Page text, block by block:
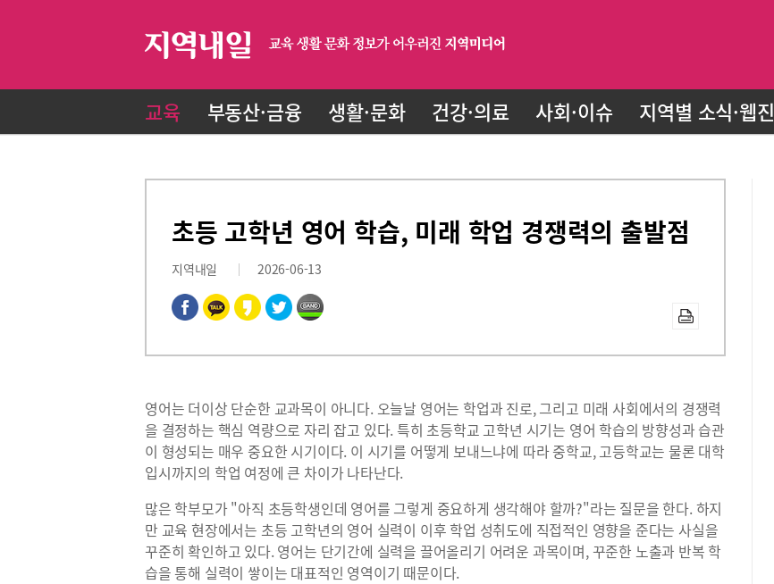
교육 부동산·금융 생활·문화 건강·의료 사회·이슈 지역별 소식·웹진
초등 고학년 영어 학습, 미래 학업 경쟁력의 출발점
지역내일 2026-06-13
영어는 더이상 단순한 교과목이 아니다. 오늘날 영어는 학업과 진로, 그리고 미래 사회에서의 경쟁력
을 결정하는 핵심 역량으로 자리 잡고 있다. 특히 초등학교 고학년 시기는 영어 학습의 방향성과 습관
이 형성되는 매우 중요한 시기이다. 이 시기를 어떻게 보내느냐에 따라 중학교, 고등학교는 물론 대학
입시까지의 학업 여정에 큰 차이가 나타난다.
많은 학부모가 "아직 초등학생인데 영어를 그렇게 중요하게 생각해야 할까?"라는 질문을 한다. 하지
만 교육 현장에서는 초등 고학년의 영어 실력이 이후 학업 성취도에 직접적인 영향을 준다는 사실을
꾸준히 확인하고 있다. 영어는 단기간에 실력을 끌어올리기 어려운 과목이며, 꾸준한 노출과 반복 학
습을 통해 실력이 쌓이는 대표적인 영역이기 때문이다.